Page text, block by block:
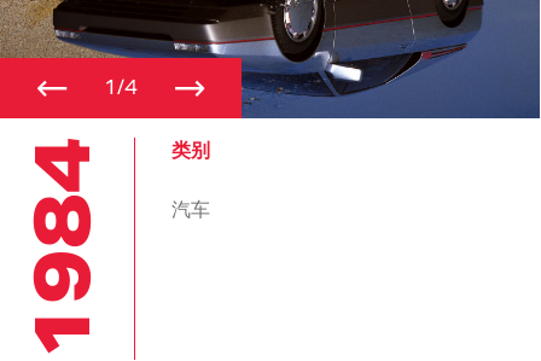
← 1/4 →
1984 类别
汽车